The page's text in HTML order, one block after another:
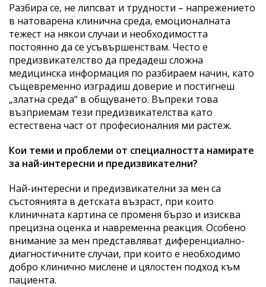
Разбира се, не липсват и трудности – напрежението
в натоварена клинична среда, емоционалната
тежест на някои случаи и необходимостта
постоянно да се усъвършенствам. Често е
предизвикателство да предадеш сложна
медицинска информация по разбираем начин, като
същевременно изградиш доверие и постигнеш
„златна среда“ в общуването. Въпреки това
възприемам тези предизвикателства като
естествена част от професионалния ми растеж.
Кои теми и проблеми от специалността намирате
за най-интересни и предизвикателни?
Най-интересни и предизвикателни за мен са
състоянията в детската възраст, при които
клиничната картина се променя бързо и изисква
прецизна оценка и навременна реакция. Особено
внимание за мен представляват диференциално-
диагностичните случаи, при които е необходимо
добро клинично мислене и цялостен подход към
пациента.